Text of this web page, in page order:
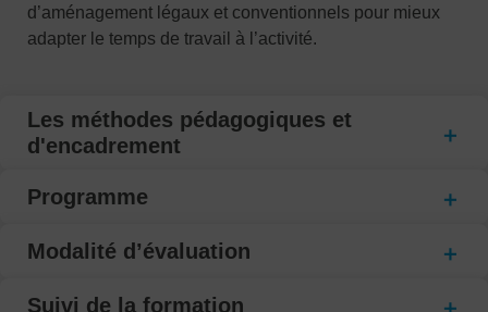
d’aménagement légaux et conventionnels pour mieux
adapter le temps de travail à l’activité.
Les méthodes pédagogiques et
d'encadrement
Programme
Modalité d’évaluation
Suivi de la formation